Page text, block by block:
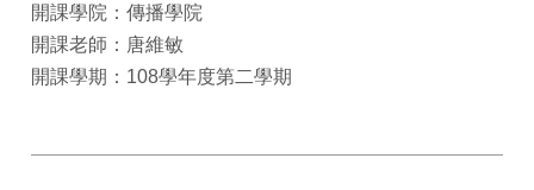
開課學院：傳播學院
開課老師：唐維敏
開課學期：108學年度第二學期